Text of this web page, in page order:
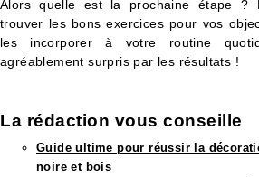
Alors quelle est la prochaine étape ?
trouver les bons exercices pour vos
les incorporer à votre routine
agréablement surpris par les résultats !
La rédaction vous conseille​
Guide ultime pour réussir la
noire et bois